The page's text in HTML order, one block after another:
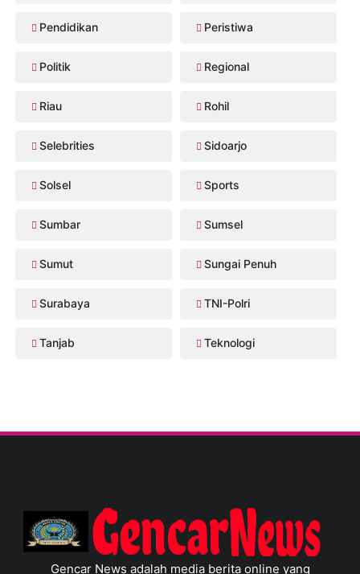
Pendidikan Peristiwa
Politik Regional
Riau Rohil
Selebrities Sidoarjo
Solsel Sports
Sumbar Sumsel
Sumut Sungai Penuh
Surabaya TNI-Polri
Tanjab Teknologi
Gencar News adalah media berita online yang